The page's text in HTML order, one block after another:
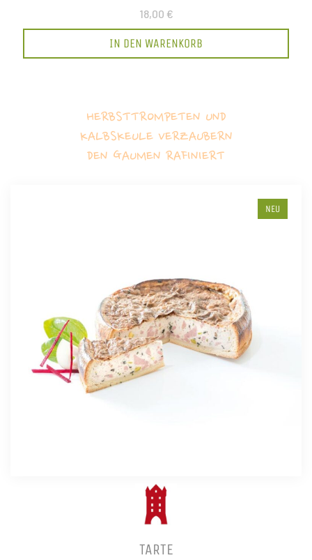
18,00 €
IN DEN WARENKORB
HERBSTTROMPETEN UND
KALBSKEULE VERZAUBERN
DEN GAUMEN RAFINIERT
NEU
TARTE